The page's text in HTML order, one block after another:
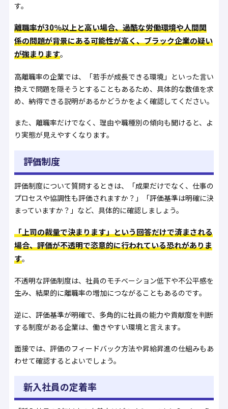
す。
離職率が30％以上と高い場合、過酷な労働環境や人間関
係の問題が背景にある可能性が高く、ブラック企業の疑い
が強まります。
高離職率の企業では、「若手が成長できる環境」といった言い
換えで問題を隠そうとすることもあるため、具体的な数値を求
め、納得できる説明があるかどうかをよく確認してください。
また、離職率だけでなく、理由や職種別の傾向も聞けると、よ
り実態が見えやすくなります。
評価制度
評価制度について質問するときは、「成果だけでなく、仕事の
プロセスや協調性も評価されますか？」「評価基準は明確に決
まっていますか？」など、具体的に確認しましょう。
「上司の裁量で決まります」という回答だけで済まされる
場合、評価が不透明で恣意的に行われている恐れがありま
す。
不透明な評価制度は、社員のモチベーション低下や不公平感を
生み、結果的に離職率の増加につながることもあるのです。
逆に、評価基準が明確で、多角的に社員の能力や貢献度を判断
する制度がある企業は、働きやすい環境と言えます。
面接では、評価のフィードバック方法や昇給昇進の仕組みもあ
わせて確認するとよいでしょう。
新入社員の定着率